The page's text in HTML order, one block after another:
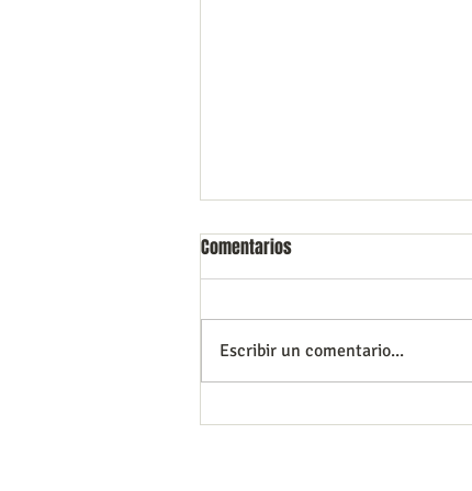
La importancia del diagnóstico
Comentarios
Escribir un comentario...